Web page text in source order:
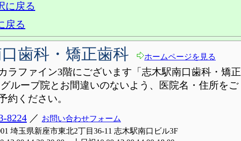
に戻る
戻る
歯科・矯正歯科 ホームページを見る
ラファイン3階にございます「志木駅南口歯科・矯正
ループ院とお間違いのないよう、医院名・住所をご
約ください。
8224 ／ お問い合わせフォーム
埼玉県新座市東北2丁目36-11 志木駅南口ビル3F